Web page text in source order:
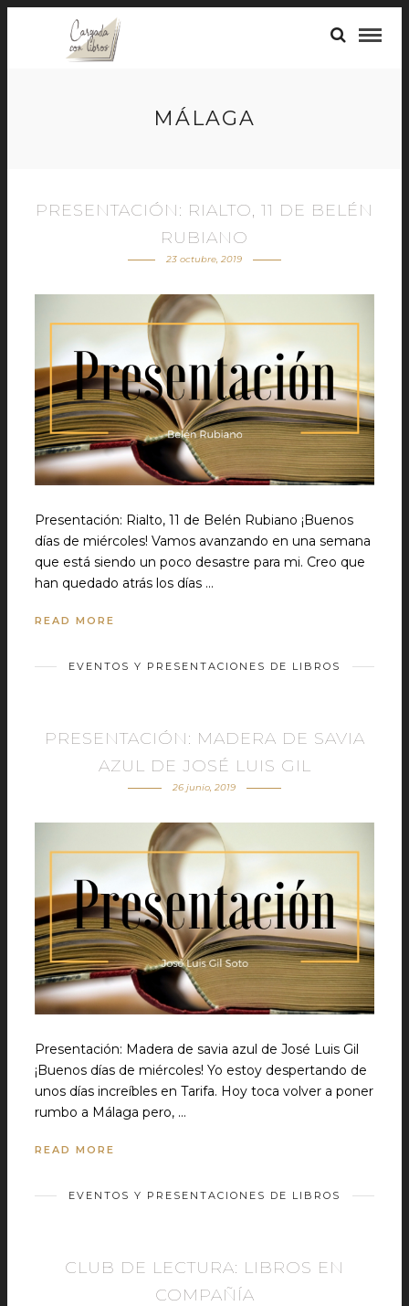
MÁLAGA
PRESENTACIÓN: RIALTO, 11 DE BELÉN
RUBIANO
23 octubre, 2019
Presentación: Rialto, 11 de Belén Rubiano ¡Buenos
días de miércoles! Vamos avanzando en una semana
que está siendo un poco desastre para mi. Creo que
han quedado atrás los días …
READ MORE
EVENTOS Y PRESENTACIONES DE LIBROS
PRESENTACIÓN: MADERA DE SAVIA
AZUL DE JOSÉ LUIS GIL
26 junio, 2019
Presentación: Madera de savia azul de José Luis Gil
¡Buenos días de miércoles! Yo estoy despertando de
unos días increíbles en Tarifa. Hoy toca volver a poner
rumbo a Málaga pero, …
READ MORE
EVENTOS Y PRESENTACIONES DE LIBROS
CLUB DE LECTURA: LIBROS EN
COMPAÑÍA